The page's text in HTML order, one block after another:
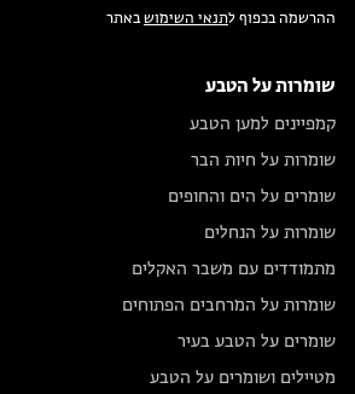
ההרשמה בכפוף לתנאי השימושבאתר
שומרות על הטבע
קמפיינים למען הטבע
שומרות על חיות הבר
שומרים על הים והחופים
שומרות על הנחלים
מתמודדים עם משבר האקלים
שומרות על המרחבים הפתוחים
שומרים על הטבע בעיר
מטיילים ושומרים על הטבע